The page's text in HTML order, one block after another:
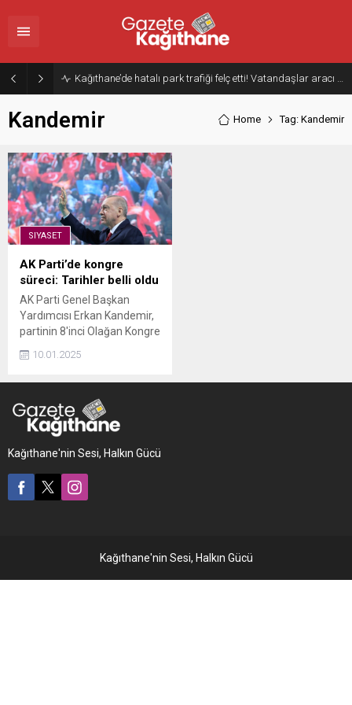
Kandemir Home Tag: Kandemir
SIYASET
AK Parti’de kongre
süreci: Tarihler belli oldu
AK Parti Genel Başkan
Yardımcısı Erkan Kandemir,
partinin 8'inci Olağan Kongre
10.01.2025
Kağıthane'nin Sesi, Halkın Gücü
Kağıthane'nin Sesi, Halkın Gücü